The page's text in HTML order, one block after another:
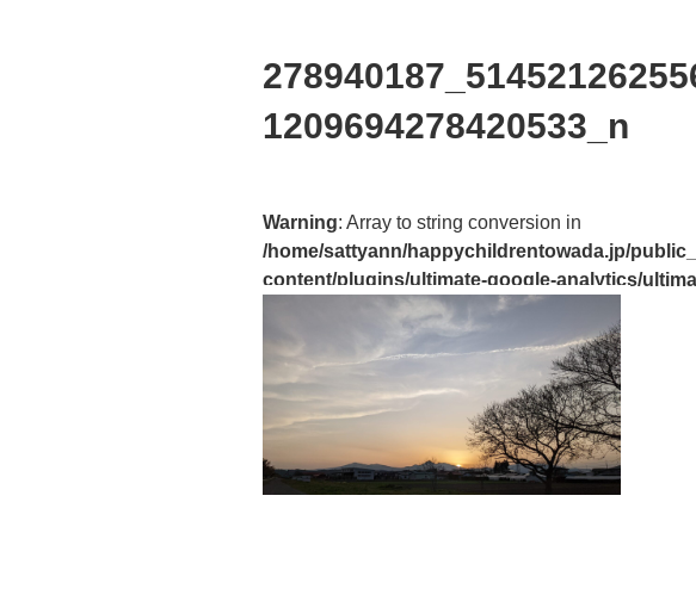
1209694278420533_n
Warning: Array to string conversion in
/home/sattyann/happychildrentowada.jp/
content/plugins/ultimate-google-analytics/